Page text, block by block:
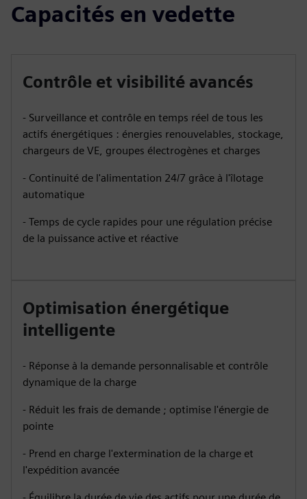
Capacités en vedette
Contrôle et visibilité avancés
- Surveillance et contrôle en temps réel de tous les
actifs énergétiques : énergies renouvelables, stockage,
chargeurs de VE, groupes électrogènes et charges
- Continuité de l'alimentation 24/7 grâce à l'îlotage
automatique
- Temps de cycle rapides pour une régulation précise
de la puissance active et réactive
Optimisation énergétique
intelligente
- Réponse à la demande personnalisable et contrôle
dynamique de la charge
- Réduit les frais de demande ; optimise l'énergie de
pointe
- Prend en charge l'extermination de la charge et
l'expédition avancée